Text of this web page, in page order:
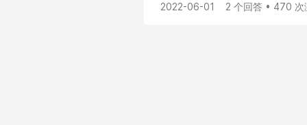
2022-06-01 2 个回答 • 470 次